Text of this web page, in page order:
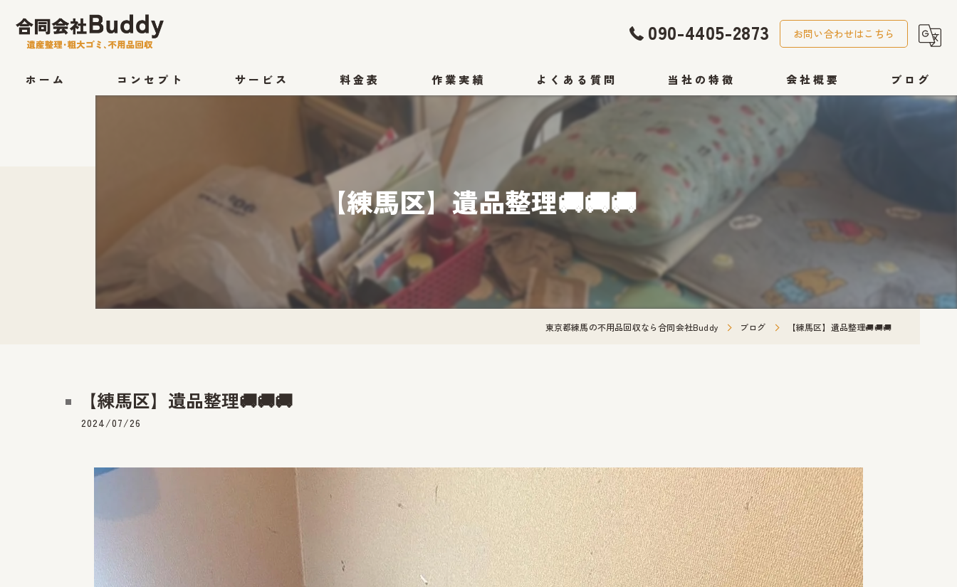
090-4405-2873 お問い合わせはこちら
ホーム コンセプト サービス 料金表 作業実績 よくある質問 当社の特徴
遺品整理
引越し
ハウスクリーニング
会社概要 ブログ
【練馬区】遺品整理🚚🚚🚚
東京都練馬の不用品回収なら合同会社Buddy ブログ 【練馬区】遺品整理🚚🚚🚚
【練馬区】遺品整理🚚🚚🚚
2024/07/26